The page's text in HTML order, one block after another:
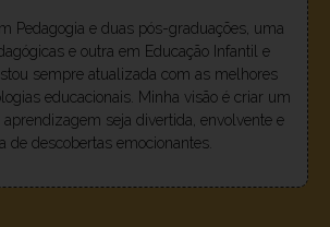
Pedagogia e duas pós-graduações, uma
e outra em Educação Infantil e
sempre atualizada com as melhores
educacionais. Minha visão é criar um
seja divertida, envolvente e
de descobertas emocionantes.